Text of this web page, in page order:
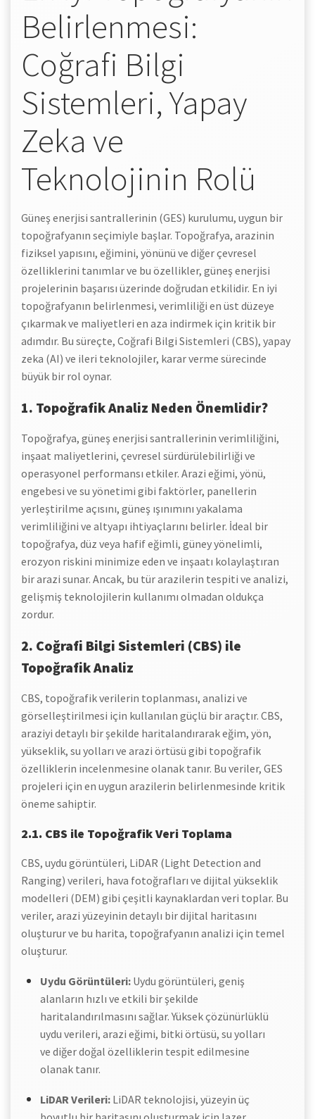
Belirlenmesi:
Coğrafi Bilgi
Sistemleri, Yapay
Zeka ve
Teknolojinin Rolü
Güneş enerjisi santrallerinin (GES) kurulumu, uygun bir
topoğrafyanın seçimiyle başlar. Topoğrafya, arazinin
fiziksel yapısını, eğimini, yönünü ve diğer çevresel
özelliklerini tanımlar ve bu özellikler, güneş enerjisi
projelerinin başarısı üzerinde doğrudan etkilidir. En iyi
topoğrafyanın belirlenmesi, verimliliği en üst düzeye
çıkarmak ve maliyetleri en aza indirmek için kritik bir
adımdır. Bu süreçte, Coğrafi Bilgi Sistemleri (CBS), yapay
zeka (AI) ve ileri teknolojiler, karar verme sürecinde
büyük bir rol oynar.
1. Topoğrafik Analiz Neden Önemlidir?
Topoğrafya, güneş enerjisi santrallerinin verimliliğini,
inşaat maliyetlerini, çevresel sürdürülebilirliği ve
operasyonel performansı etkiler. Arazi eğimi, yönü,
engebesi ve su yönetimi gibi faktörler, panellerin
yerleştirilme açısını, güneş ışınımını yakalama
verimliliğini ve altyapı ihtiyaçlarını belirler. İdeal bir
topoğrafya, düz veya hafif eğimli, güney yönelimli,
erozyon riskini minimize eden ve inşaatı kolaylaştıran
bir arazi sunar. Ancak, bu tür arazilerin tespiti ve analizi,
gelişmiş teknolojilerin kullanımı olmadan oldukça
zordur.
2. Coğrafi Bilgi Sistemleri (CBS) ile
Topoğrafik Analiz
CBS, topoğrafik verilerin toplanması, analizi ve
görselleştirilmesi için kullanılan güçlü bir araçtır. CBS,
araziyi detaylı bir şekilde haritalandırarak eğim, yön,
yükseklik, su yolları ve arazi örtüsü gibi topoğrafik
özelliklerin incelenmesine olanak tanır. Bu veriler, GES
projeleri için en uygun arazilerin belirlenmesinde kritik
öneme sahiptir.
2.1. CBS ile Topoğrafik Veri Toplama
CBS, uydu görüntüleri, LiDAR (Light Detection and
Ranging) verileri, hava fotoğrafları ve dijital yükseklik
modelleri (DEM) gibi çeşitli kaynaklardan veri toplar. Bu
veriler, arazi yüzeyinin detaylı bir dijital haritasını
oluşturur ve bu harita, topoğrafyanın analizi için temel
oluşturur.
Uydu Görüntüleri: Uydu görüntüleri, geniş
alanların hızlı ve etkili bir şekilde
haritalandırılmasını sağlar. Yüksek çözünürlüklü
uydu verileri, arazi eğimi, bitki örtüsü, su yolları
ve diğer doğal özelliklerin tespit edilmesine
olanak tanır.
LiDAR Verileri: LiDAR teknolojisi, yüzeyin üç